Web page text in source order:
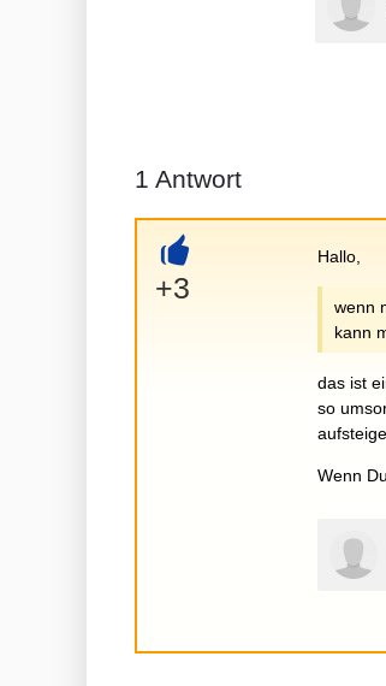
1 Antwort
+
+3
Hallo,
wenn
kann
das ist
so
Wenn